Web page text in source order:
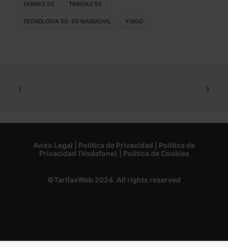
TARIFAS 5G TARIGAS 5G
TECNOLOGIA 5G. 5G MASMOVIL YOIGO
Aviso Legal Política de Privacidad
Política de
Privacidad (Vodafone)
Política de Cookies
©TarifasWeb 2024. All rights reserved